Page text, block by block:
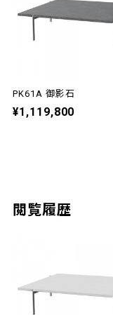
PK61A 御影石
¥1,119,800
閲覧履歴